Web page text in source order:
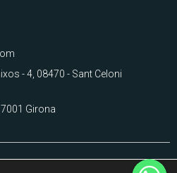
- 4, 08470 - Sant Celoni
Girona